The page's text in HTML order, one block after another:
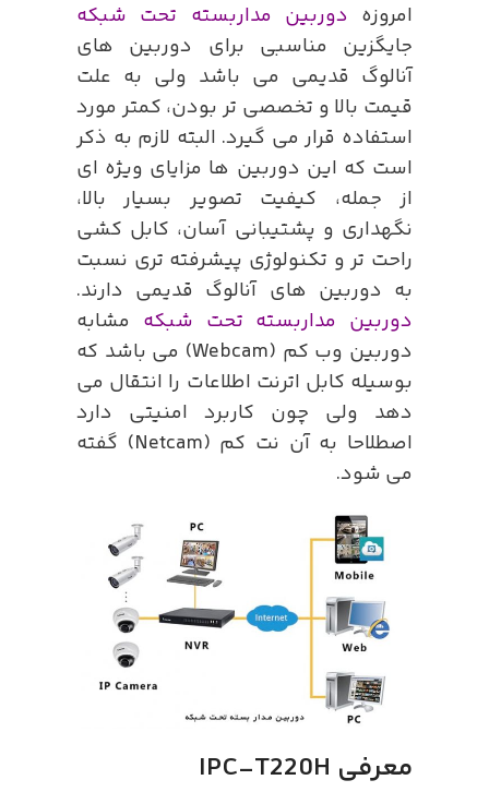
امروزه دوربین مداربسته تحت شبکه
جایگزین مناسبی برای دوربین های
آنالوگ قدیمی می باشد ولی به علت
قیمت بالا و تخصصی تر بودن، کمتر مورد
استفاده قرار می گیرد. البته لازم به ذکر
است که این دوربین ها مزایای ویژه ای
از جمله، کیفیت تصویر بسیار بالا،
نگهداری و پشتیبانی آسان، کابل کشی
راحت تر و تکنولوژی پیشرفته تری نسبت
به دوربین های آنالوگ قدیمی دارند.
دوربین مداربسته تحت شبکه مشابه
دوربین وب کم (Webcam) می باشد که
بوسیله کابل اترنت اطلاعات را انتقال می
دهد ولی چون کاربرد امنیتی دارد
اصطلاحا به آن نت کم (Netcam) گفته
می شود.
معرفی IPC-T220H